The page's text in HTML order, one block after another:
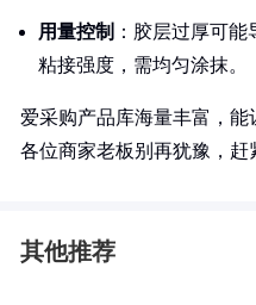
用量控制 ：胶层过厚可
粘接强度，需均匀涂抹。
爱采购产品库海量丰富，能
各位商家老板别再犹豫，赶
其他推荐